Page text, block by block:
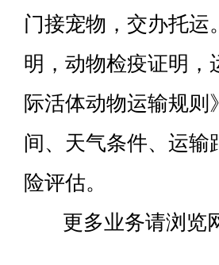
门接宠物，交办托运
明，动物检疫证明，
际活体动物运输规
间、天气条件、运
险评估。
更多业务请浏